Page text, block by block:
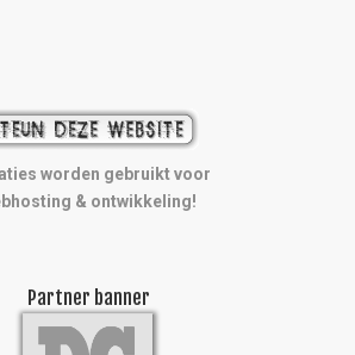
worden gebruikt voor
& ontwikkeling!
Partner banner